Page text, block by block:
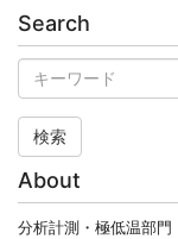
Search
検索
About
分析計測・極低温部